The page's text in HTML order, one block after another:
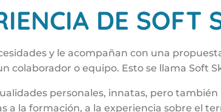
DE SOFT
y le acompañan con una
colaborador o equipo. Esto se llama Soft
personales, innatas, pero
a la formación, a la experiencia sobre el